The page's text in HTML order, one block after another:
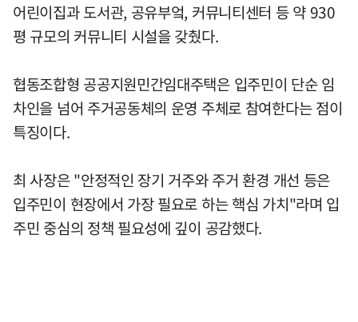
어린이집과 도서관, 공유부엌, 커뮤니티센터 등 약 930
평 규모의 커뮤니티 시설을 갖췄다.
협동조합형 공공지원민간임대주택은 입주민이 단순 임
차인을 넘어 주거공동체의 운영 주체로 참여한다는 점이
특징이다.
최 사장은 "안정적인 장기 거주와 주거 환경 개선 등은
입주민이 현장에서 가장 필요로 하는 핵심 가치"라며 입
주민 중심의 정책 필요성에 깊이 공감했다.